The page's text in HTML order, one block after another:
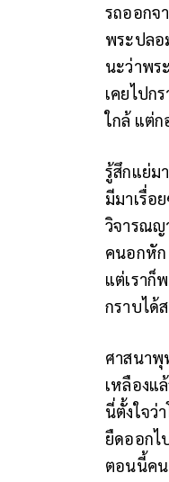
รถออกจ
พระปลอ
นะว่าพร
เคยไปก
ใกล้ แต่ก
รู้สึกแย่ม
มีมาเรื่อ
วิจารณญ
คนอกหัก
แต่เราก็
กราบได้
ศาสนาพุ
เหลืองแ
นี่ตั้งใจว่
ยืดออกไ
ตอนนี้คน